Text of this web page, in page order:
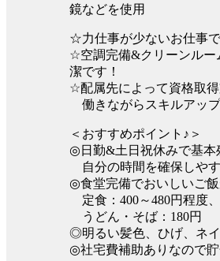
鏡などを使用
☆力仕事が少ないお仕事
☆空調完備&クリーンルー
潔です！
☆配属先によって資格取得
働きながらスキルアッ
＜おすすめポイント♪＞
◎日勤&土日祝休みで基本
自分の時間を確保しや
◎食堂完備でおいしいご飯
定食：400～480円程度、
うどん・そば：180円
◎明るい髪色、ひげ、ネイ
◎社宅費補助ありなので